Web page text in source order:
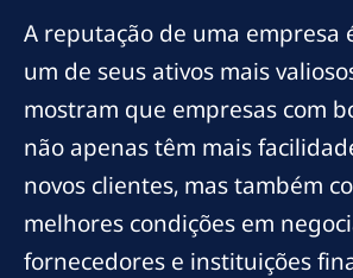
A reputação de uma empresa
um de seus ativos mais
mostram que empresas com
não apenas têm mais
novos clientes, mas também
melhores condições em
fornecedores e instituições